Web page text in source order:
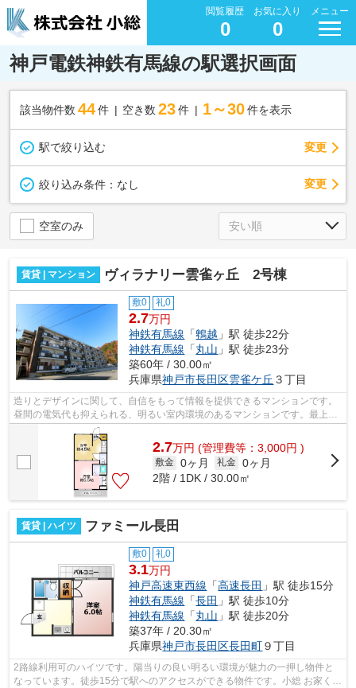
閲覧履歴
0
お気に入り
0
メニュー
神戸電鉄神鉄有馬線の駅選択画面
該当物件数 44件 空き数 23 件 1～30 件を表示
駅で絞り込む 変更
絞り込み条件： なし 変更
空室のみ
賃貸 | マンション ヴィラナリー雲雀ヶ丘 2号棟
敷0 礼0
2.7万円
神鉄有馬線 「鵯越 」駅 徒歩22分
神鉄有馬線 「丸山 」駅 徒歩23分
築60年 / 30.00㎡
兵庫県神戸市長田区雲雀ケ丘 ３丁目
造りとデザインに関して、自信をもって情報を提供できるマンションです。
昼間の電気代も抑えられる、明るい室内環境のあるマンションです。最上階
の物件です。私達小総 お家くんには...
2.7万円 (管理費等：3,000円 )
敷金 0ヶ月 礼金 0ヶ月
2階 / 1DK / 30.00㎡
賃貸 | ハイツ ファミール長田
敷0 礼0
3.1万円
神戸高速東西線 「高速長田 」駅 徒歩15分
神鉄有馬線 「長田 」駅 徒歩10分
神鉄有馬線 「丸山 」駅 徒歩20分
築37年 / 20.30㎡
兵庫県神戸市長田区長田町９丁目
2路線利用可のハイツです。陽当りの良い明るい環境が魅力の一押し物件と
なっています。徒歩15分で駅へのアクセスができる物件です。小総 お家くん